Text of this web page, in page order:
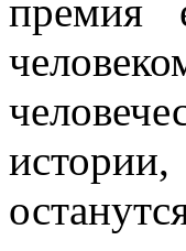
премия